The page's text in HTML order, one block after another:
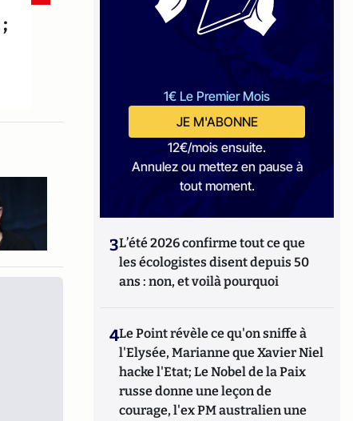
1€ Le Premier Mois
JE M'ABONNE
12€/mois ensuite.
Annulez ou mettez en pause à
tout moment.
3L’été 2026 confirme tout ce que
les écologistes disent depuis 50
ans : non, et voilà pourquoi
4Le Point révèle ce qu'on sniffe à
l'Elysée, Marianne que Xavier Niel
hacke l'Etat; Le Nobel de la Paix
russe donne une leçon de
courage, l'ex PM australien une